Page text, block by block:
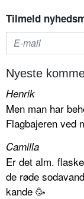
Tilmeld
Nyeste
Henrik
Men man har
Flagbajeren ved
Camilla
Er det alm.
de røde
kande 🥳